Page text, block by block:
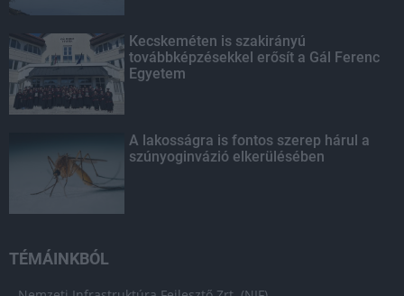
Kecskeméten is szakirányú
továbbképzésekkel erősít a Gál Ferenc
Egyetem
A lakosságra is fontos szerep hárul a
szúnyoginvázió elkerülésében
TÉMÁINKBÓL